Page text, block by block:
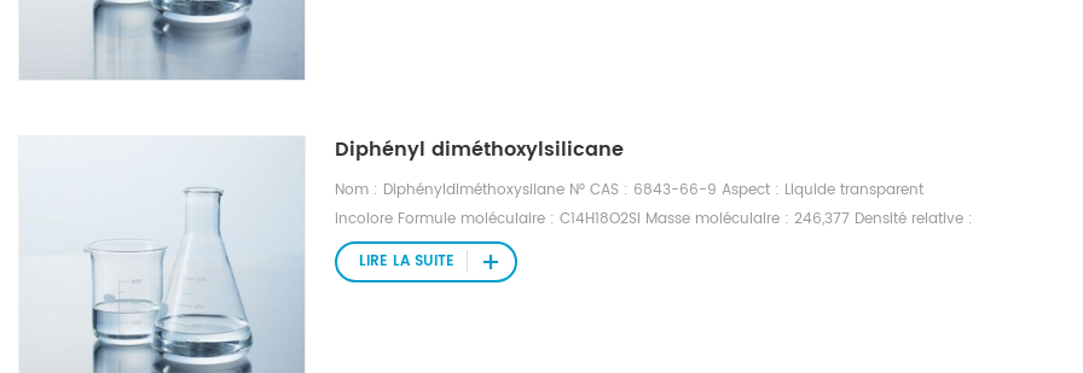
Diphényl diméthoxylsilicane
Nom : Diphényldiméthoxysilane N° CAS : 6843-66-9 Aspect : Liquide transparent
incolore Formule moléculaire : C14H18O2Si Masse moléculaire : 246,377 Densité relative :
1,08 Masse moléculaire : 244,36 Point d'éclair : 121°C Point de fusion : Aucune donnée
disponible Point d'ébullition : 286° C Indice de réfraction nD20 : 1,5447
LIRE LA SUITE